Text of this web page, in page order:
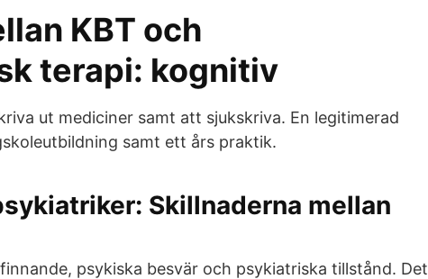
KBT och
terapi: kognitiv
ut mediciner samt att sjukskriva. En legitimerad
samt ett års praktik.
Skillnaderna mellan
psykiska besvär och psykiatriska tillstånd. Det